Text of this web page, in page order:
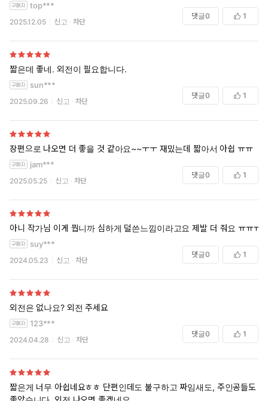
top***
2025.12.05 신고 차단
댓글0 1
짧은데 좋네. 외전이 필요합니다.
sun***
2025.09.26 신고 차단
댓글0 1
장편으로 나오면 더 좋을 것 같아요~~ㅜㅜ 재밌는데 짧아서 아쉽 ㅠㅠ
jam***
2025.05.25 신고 차단
댓글0 1
아니 작가님 이게 뭡니까 심하게 덜쓴느낌이라고요 제발 더 줘요 ㅠㅠㅠ
suy***
2024.05.23 신고 차단
댓글0 1
외전은 없나요? 외전 주세요
123***
2024.04.28 신고 차단
댓글0 1
짧은게 너무 아쉽네요ㅎㅎ 단편인데도 불구하고 짜임새도, 주인공들도